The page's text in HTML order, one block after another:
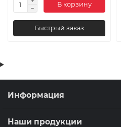
В корзину
Быстрый заказ
Информация
Наши продукции